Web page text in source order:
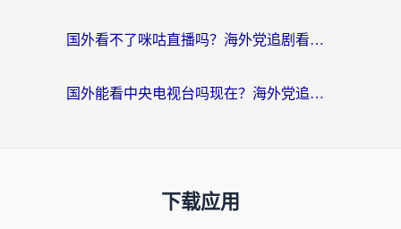
国外看不了咪咕直播吗？海外党追剧看片的加速器选择指南
国外能看中央电视台吗现在？海外党追剧看央视的实用指南
下载应用